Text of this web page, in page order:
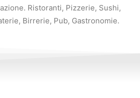
Ristoranti, Pizzerie, Sushi,
Birrerie, Pub, Gastronomie.